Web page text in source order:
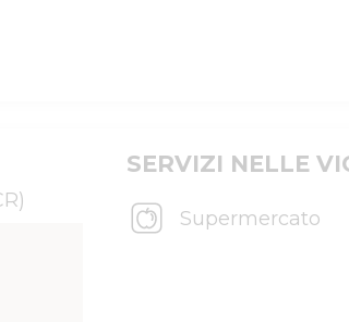
SERVIZI NELLE
Supermercato